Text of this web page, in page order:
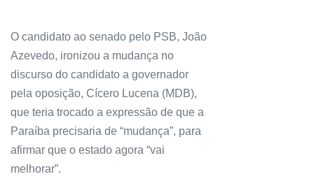
O candidato ao senado pelo PSB, João
Azevedo, ironizou a mudança no
discurso do candidato a governador
pela oposição, Cícero Lucena (MDB),
que teria trocado a expressão de que a
Paraíba precisaria de “mudança”, para
afirmar que o estado agora “vai
melhorar”.